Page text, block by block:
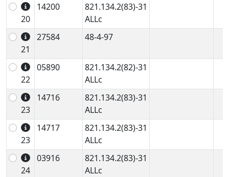
20
14200
821.134.2(83)-31
ALLc
21
27584 48-4-97
22
05890
821.134.2(82)-31
ALLc
23
14716
821.134.2(83)-31
ALLc
23
14717
821.134.2(83)-31
ALLc
24
03916
821.134.2(83)-31
ALLc